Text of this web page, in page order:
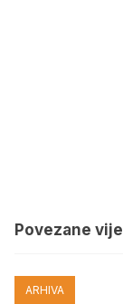
Povezane
ARHIVA